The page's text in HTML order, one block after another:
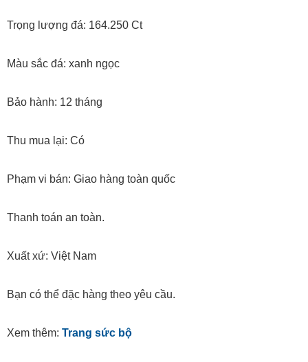
Trọng lượng đá: 164.250 Ct
Màu sắc đá: xanh ngọc
Bảo hành: 12 tháng
Thu mua lại: Có
Phạm vi bán: Giao hàng toàn quốc
Thanh toán an toàn.
Xuất xứ: Việt Nam
Bạn có thể đặc hàng theo yêu cầu.
Xem thêm: Trang sức bộ